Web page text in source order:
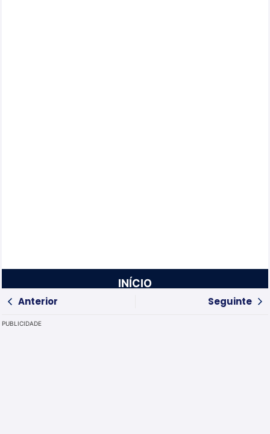
INÍCIO
Anterior
Seguinte
PUBLICIDADE